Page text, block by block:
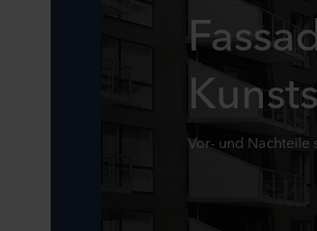
Vor- und Nachteile